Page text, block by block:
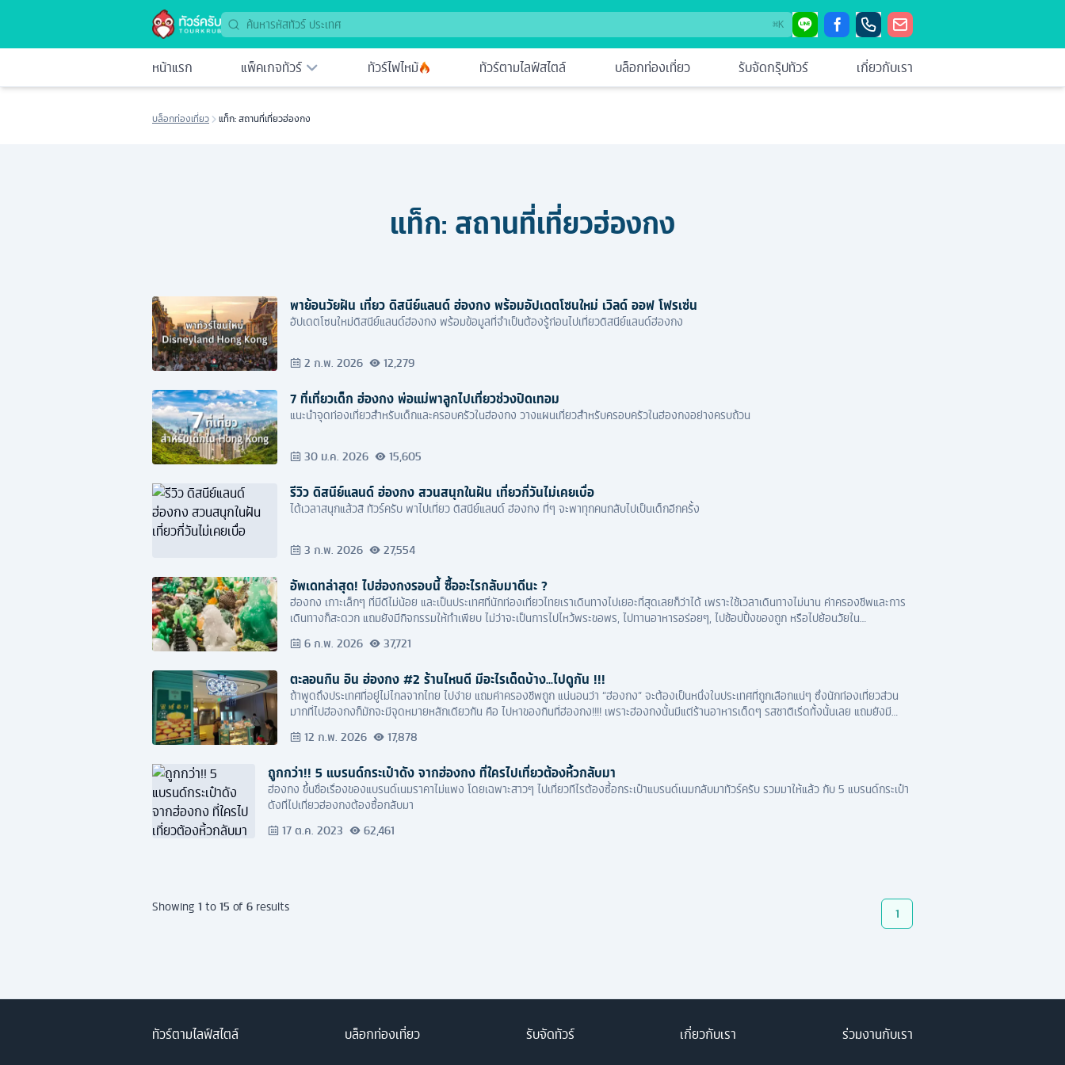
⌘K
หน้าแรก แพ็คเกจทัวร์ ทัวร์ไฟไหม้ ทัวร์ตามไลฟ์สไตล์ บล็อกท่องเที่ยว รับจัดกรุ๊ปทัวร์ เกี่ยวกับเรา
บล็อกท่องเที่ยว แท็ก: สถานที่เที่ยวฮ่องกง
แท็ก: สถานที่เที่ยวฮ่องกง
พาย้อนวัยฝัน เที่ยว ดิสนีย์แลนด์ ฮ่องกง พร้อมอัปเดตโซนใหม่ เวิลด์ ออฟ โฟรเซ่น
อัปเดตโซนใหม่ดิสนีย์แลนด์ฮ่องกง พร้อมข้อมูลที่จำเป็นต้องรู้ก่อนไปเที่ยวดิสนีย์แลนด์ฮ่องกง
2 ก.พ. 2026 12,279
7 ที่เที่ยวเด็ก ฮ่องกง พ่อแม่พาลูกไปเที่ยวช่วงปิดเทอม
แนะนำจุดท่องเที่ยวสำหรับเด็กและครอบครัวในฮ่องกง วางแผนเที่ยวสำหรับครอบครัวในฮ่องกงอย่างครบถ้วน
30 ม.ค. 2026 15,605
รีวิว ดิสนีย์แลนด์ ฮ่องกง สวนสนุกในฝัน เที่ยวกี่วันไม่เคยเบื่อ
ได้เวลาสนุกแล้วสิ ทัวร์ครับ พาไปเที่ยว ดิสนีย์แลนด์ ฮ่องกง ที่ๆ จะพาทุกคนกลับไปเป็นเด็กอีกครั้ง
3 ก.พ. 2026 27,554
อัพเดทล่าสุด! ไปฮ่องกงรอบนี้ ซื้ออะไรกลับมาดีนะ ?
ฮ่องกง เกาะเล็กๆ ที่มีดีไม่น้อย และเป็นประเทศที่นักท่องเที่ยวไทยเราเดินทางไปเยอะที่สุดเลยก็ว่าได้ เพราะใช้เวลาเดินทางไม่นาน ค่าครองชีพและการ
เดินทางก็สะดวก แถมยังมีกิจกรรมให้ทำเพียบ ไม่ว่าจะเป็นการไปไหว้พระขอพร, ไปทานอาหารอร่อยๆ, ไปช้อปปิ้งของถูก หรือไปย้อนวัยใน
6 ก.พ. 2026 37,721
ตะลอนกิน อิน ฮ่องกง #2 ร้านไหนดี มีอะไรเด็ดบ้าง...ไปดูกัน !!!
ถ้าพูดถึงประเทศที่อยู่ไม่ไกลจากไทย ไปง่าย แถมค่าครองชีพถูก แน่นอนว่า “​ฮ่องกง” จะต้องเป็นหนึ่งในประเทศที่ถูกเลือกแน่ๆ ซึ่งนักท่องเที่ยวส่วน
มากที่ไปฮ่องกงก็มักจะมีจุดหมายหลักเดียวกัน คือ ไปหาของกินที่ฮ่องกง!!!! เพราะฮ่องกงนั้นมีแต่ร้านอาหารเด็ดๆ รสชาติเริ่ดทั้งนั้นเลย แถมยังมี
12 ก.พ. 2026 17,878
ถูกกว่า!! 5 แบรนด์กระเป๋าดัง จากฮ่องกง ที่ใครไปเที่ยวต้องหิ้วกลับมา
ฮ่องกง ขึ้นชื่อเรื่องของแบรนด์เนมราคาไม่แพง โดยเฉพาะสาวๆ ไปเที่ยวทีไรต้องซื้อกระเป๋าแบรนด์เนมกลับมาทัวร์ครับ รวมมาให้แล้ว กับ 5 แบรนด์กระเป๋า
ดังที่ไปเที่ยวฮ่องกงต้องซื้อกลับมา
17 ต.ค. 2023 62,461
Showing 1 to15 of 6 results 1
ทัวร์ตามไลฟ์สไตล์ บล็อกท่องเที่ยว รับจัดทัวร์ เกี่ยวกับเรา ร่วมงานกับเรา